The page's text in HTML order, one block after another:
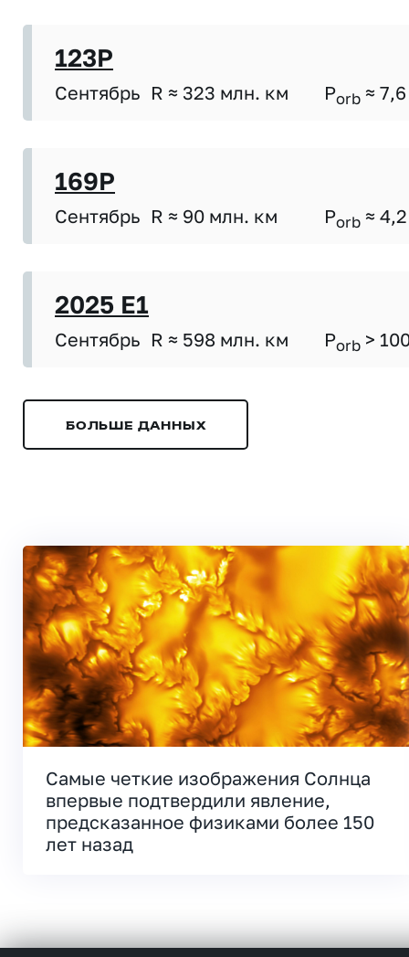
123P
Сентябрь R ≈ 323 млн. км Porb ≈ 7,6
169P
Сентябрь R ≈ 90 млн. км Porb ≈ 4,2
2025 E1
Сентябрь R ≈ 598 млн. км Porb >
БОЛЬШЕ ДАННЫХ
Самые четкие изображения Солнца
впервые подтвердили явление,
предсказанное физиками более 150
лет назад